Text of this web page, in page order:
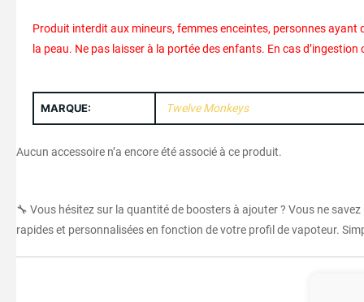
Produit interdit aux mineurs, femmes enceintes, personnes
la peau. Ne pas laisser à la portée des enfants. En cas
MARQUE: Twelve Monkeys
Aucun accessoire n’a encore été associé à ce produit.
🔧 Vous hésitez sur la quantité de boosters à ajouter ? Vous ne
rapides et personnalisées en fonction de votre profil de vapoteur.